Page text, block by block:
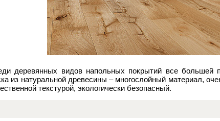
деревянных видов напольных покрытий все большей
из натуральной древесины – многослойный материал,
текстурой, экологически безопасный.